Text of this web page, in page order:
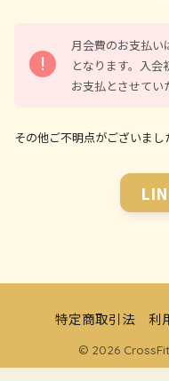
月会費のお支払い
となります。入
お支払とさせてい
その他ご不明点がございまし
特定商取引法 利
© 2026